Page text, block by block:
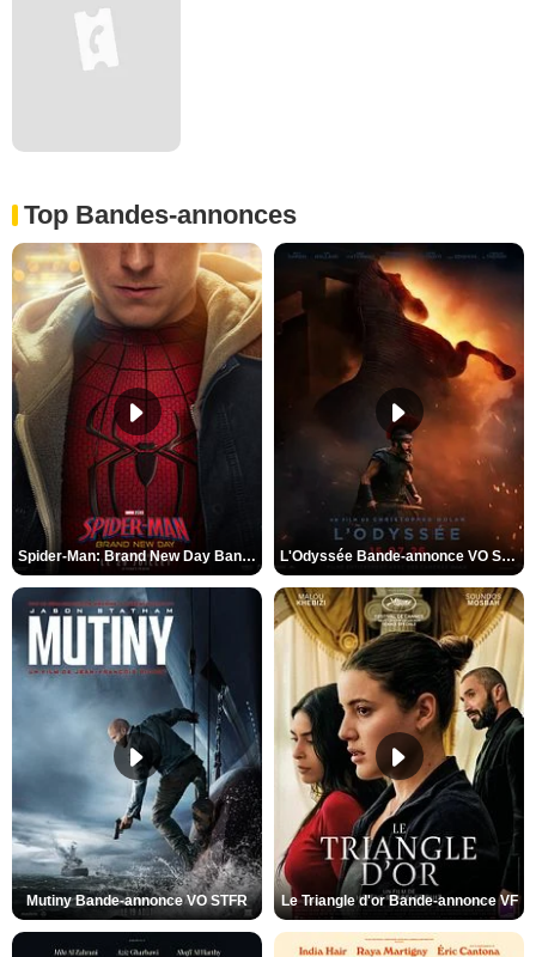
Top Bandes-annonces
Spider-Man: Brand New Day Bande-annonce VO STFR L'Odyssée Bande-annonce VO STFR
Mutiny Bande-annonce VO STFR Le Triangle d'or Bande-annonce VF